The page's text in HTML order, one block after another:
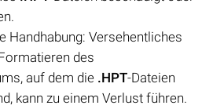
Handhabung: Versehentliches
des
auf dem die .HPT-Dateien
kann zu einem Verlust führen.